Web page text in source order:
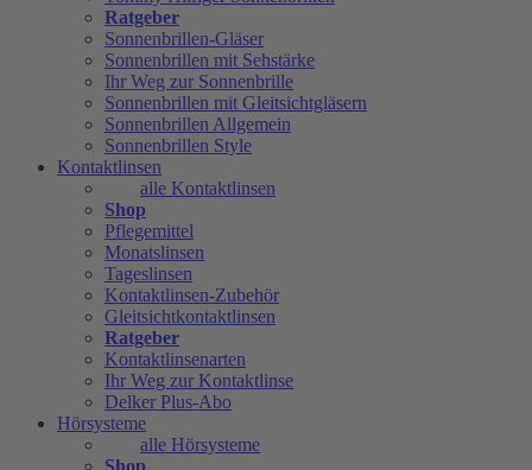
Ratgeber
Sonnenbrillen-Gläser
Sonnenbrillen mit Sehstärke
Ihr Weg zur Sonnenbrille
Sonnenbrillen mit Gleitsichtgläsern
Sonnenbrillen Allgemein
Sonnenbrillen Style
Kontaktlinsen
alle Kontaktlinsen
Shop
Pflegemittel
Monatslinsen
Tageslinsen
Kontaktlinsen-Zubehör
Gleitsichtkontaktlinsen
Ratgeber
Kontaktlinsenarten
Ihr Weg zur Kontaktlinse
Delker Plus-Abo
Hörsysteme
alle Hörsysteme
Shop